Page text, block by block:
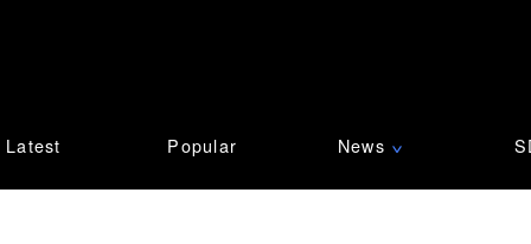
Latest Popular News ∨